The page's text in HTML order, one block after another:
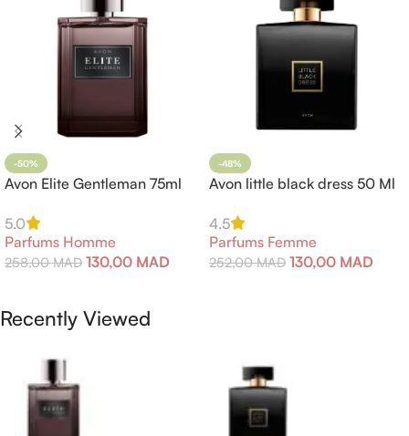
-50%
Avon Elite Gentleman 75ml
5.0
Parfums Homme
258,00MAD 130,00 MAD
-48%
Avon little black dress 50 Ml
4.5
Parfums Femme
252,00MAD 130,00 MAD
Recently Viewed